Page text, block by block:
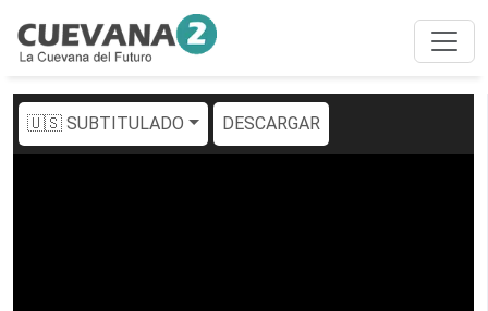
🇺🇸 SUBTITULADO DESCARGAR